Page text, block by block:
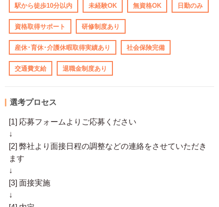
駅から徒歩10分以内 未経験OK 無資格OK 日勤のみ
資格取得サポート 研修制度あり
産休･育休･介護休暇取得実績あり 社会保険完備
交通費支給 退職金制度あり
選考プロセス
[1] 応募フォームよりご応募ください
↓
[2] 弊社より面接日程の調整などの連絡をさせていただき
ます
↓
[3] 面接実施
↓